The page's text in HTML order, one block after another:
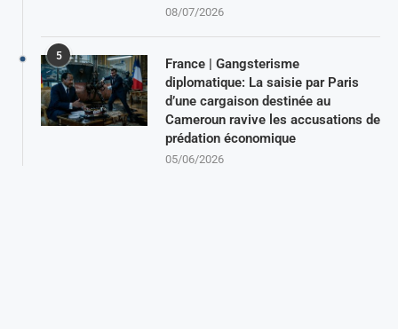
08/07/2026
5
France | Gangsterisme
diplomatique: La saisie par Paris
d’une cargaison destinée au
Cameroun ravive les accusations de
prédation économique
05/06/2026